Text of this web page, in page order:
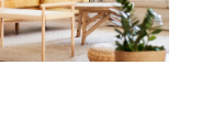
unique,
une solution